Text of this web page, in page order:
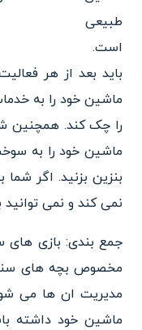
باید بعد از هر
ماشین خود را به
را چک کند. همچنین
ماشین خود را به
بنزین بزنید. اگر
نمی کند و نمی
جمع بندی: بازی های
مخصوص بچه های
مدیریت ان ها می
ماشین خود داشته